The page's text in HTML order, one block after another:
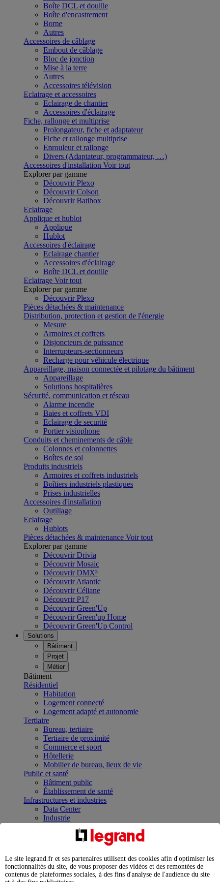
Boîte DCL et douille
Boîte d'encastrement
Borne
Autres
Accessoires de câblage
Embout de câblage
Bloc de jonction
Mise à la terre
Autres
Accessoires télévision
Eclairage et accessoires
Eclairage de chantier
Accessoires d'éclairage
Fiche, rallonge et multiprise
Prolongateur, fiche et adaptateur
Fiche et rallonge multiprise
Enrouleur et rallonge
Divers (Adaptateur, programmateur, …)
Accessoires d'installation Voir tout
Explorer par gamme
Découvrir Plexo
Découvrir Colson
Découvrir Batibox
Eclairage
Applique et hublot
Applique
Hublot
Accessoires d'éclairage
Eclairage chantier
Accessoires d'éclairage
Boîte DCL et douille
Eclairage Voir tout
Explorer par gamme
Découvrir Plexo
Pièces détachées & maintenance
Distribution, protection et gestion de l'énergie
Mesure
Armoires et coffrets
Disjoncteurs de puissance
Interrupteurs-sectionneurs
Recharge pour véhicule électrique
Appareillage, maison connectée et pilotage du bâtiment
Appareillage
Solutions hospitalières
Sécurité, communication et réseau
Alarme incendie
Baies et coffrets VDI
Eclairage de securité
Portier visiophone
Conduits et cheminements de câble
Colonnes et colonnettes
Boîtes de sol
Produits industriels
Armoires et coffrets industriels
Boîtiers industriels plastiques
Prises industrielles
Accessoires d'installation
Outillage
Eclairage
Hublots
Pièces détachées & maintenance Voir tout
Explorer par gamme
Découvrir Drivia
Découvrir Mosaic
Découvrir DMX³
Découvrir Atlantic
Découvrir Céliane
Découvrir P17
Découvrir Green'Up
Découvrir Green'up Home
Découvrir Green'Up Control
Solutions
Bâtiment
Projet
Métier
Bâtiment
Résidentiel
Habitation
Logement connecté
Logement adapté et autonomie
Tertiaire
Bureau, tertiaire
Tertiaire de proximité
Commerce et sport
Hôtellerie
Mobilier de bureau, lieux de vie
Public et santé
Bâtiment public
Établissement de santé
Infrastructures et industries
Data Center
Industrie
Infrastructures
Contrôler et planifier le fonctionnement des appareils
Répartir et optimiser son tableau électrique
Legrand Data Center Solutions : concentrer les
expertises au service de vos performances
Le site legrand.fr et ses partenaires utilisent des cookies afin d'optimiser les
fonctionnalités du site, de vous proposer des vidéos et des remontées de
contenus de plateformes sociales, à des fins d'analyse de l'audience du site